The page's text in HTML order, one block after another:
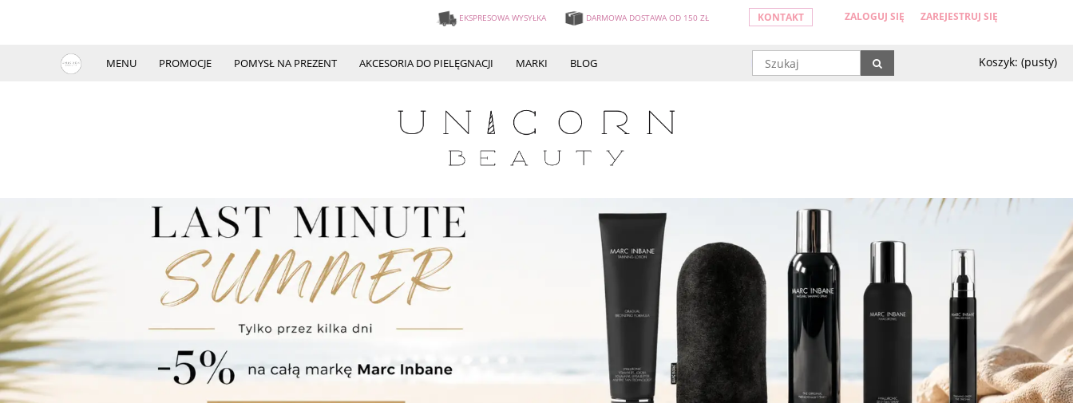
ZAREJESTRUJ SIĘ
ZALOGUJ SIĘ
KONTAKT
DARMOWA DOSTAWA OD 150 ZŁ
EKSPRESOWA WYSYŁKA
Koszyk: (pusty)
MENU PROMOCJE POMYSŁ NA PREZENT AKCESORIA DO PIELĘGNACJI MARKI BLOG